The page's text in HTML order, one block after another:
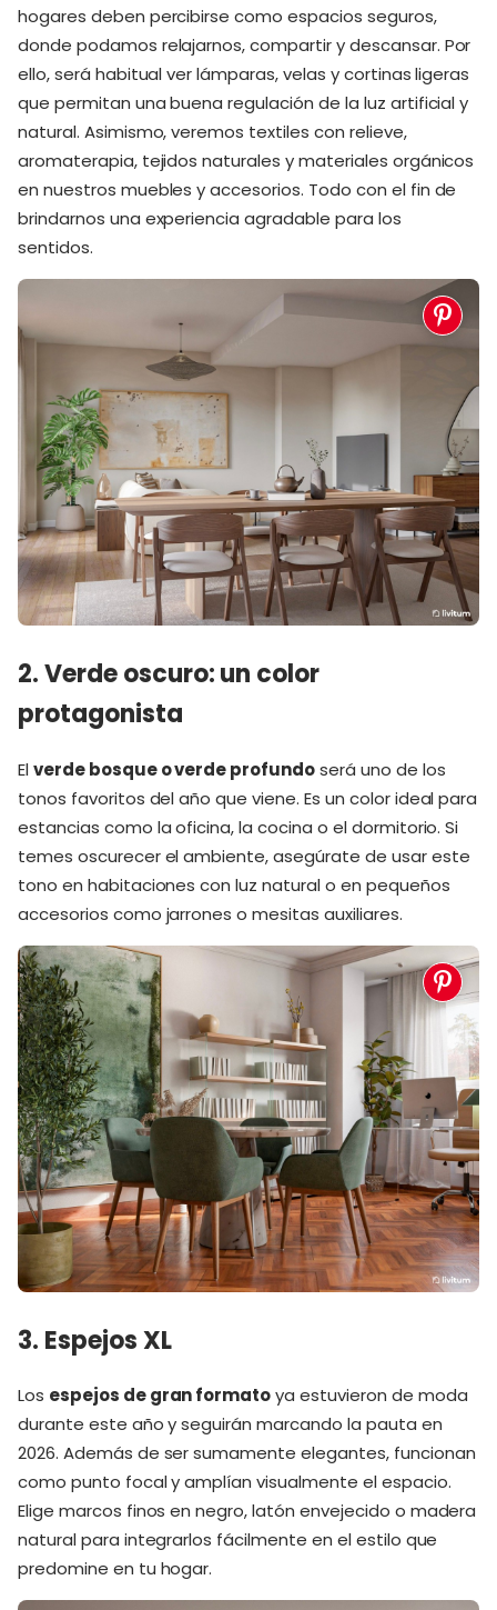
hogares deben percibirse como espacios seguros,
donde podamos relajarnos, compartir y descansar. Por
ello, será habitual ver lámparas, velas y cortinas ligeras
que permitan una buena regulación de la luz artificial y
natural. Asimismo, veremos textiles con relieve,
aromaterapia, tejidos naturales y materiales orgánicos
en nuestros muebles y accesorios. Todo con el fin de
brindarnos una experiencia agradable para los
sentidos.
2. Verde oscuro: un color
protagonista
El verde bosque o verde profundoserá uno de los
tonos favoritos del año que viene. Es un color ideal para
estancias como la oficina, la cocina o el dormitorio. Si
temes oscurecer el ambiente, asegúrate de usar este
tono en habitaciones con luz natural o en pequeños
accesorios como jarrones o mesitas auxiliares.
3. Espejos XL
Los espejos de gran formatoya estuvieron de moda
durante este año y seguirán marcando la pauta en
2026. Además de ser sumamente elegantes, funcionan
como punto focal y amplían visualmente el espacio.
Elige marcos finos en negro, latón envejecido o madera
natural para integrarlos fácilmente en el estilo que
predomine en tu hogar.